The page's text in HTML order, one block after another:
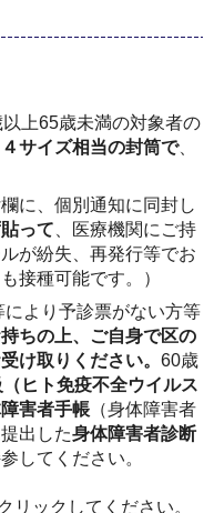
上65歳未満の対象者の
サイズ相当の封筒で、
に、個別通知に同封し
って 、医療機関にご持
が紛失、再発行等でお
接種可能です。）
より予診票がない方等
ちの上、ご自身で区の
け取りください。 60歳
（ヒト免疫不全ウイルス
害者手帳 （身体障害者
出した身体障害者診断
してください。
リックしてください。